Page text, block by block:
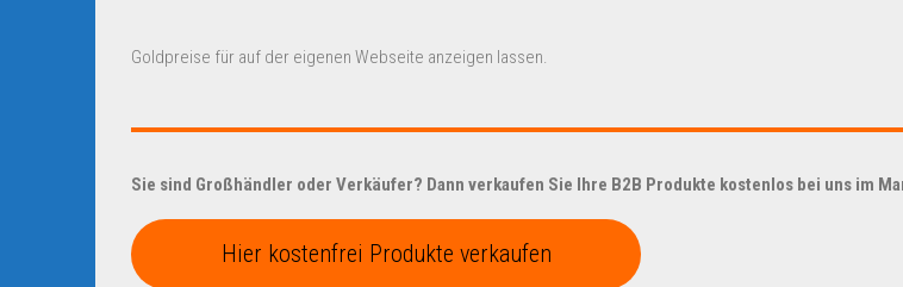
Goldpreise für auf der eigenen Webseite anzeigen lassen.
Sie sind Großhändler oder Verkäufer? Dann verkaufen Sie Ihre B2B Produkte kostenlos bei uns im
Hier kostenfrei Produkte verkaufen